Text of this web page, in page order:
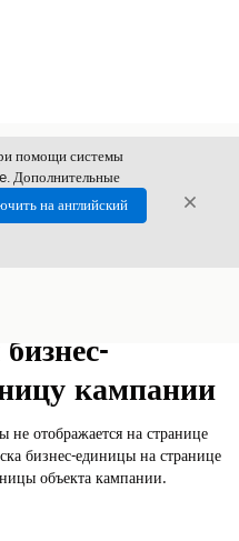
помощи системы
Дополнительные
на английский
кампании
отображается на странице
бизнес-единицы на странице
объекта кампании.